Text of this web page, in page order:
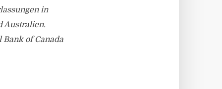
in
Australien.
Bank of Canada